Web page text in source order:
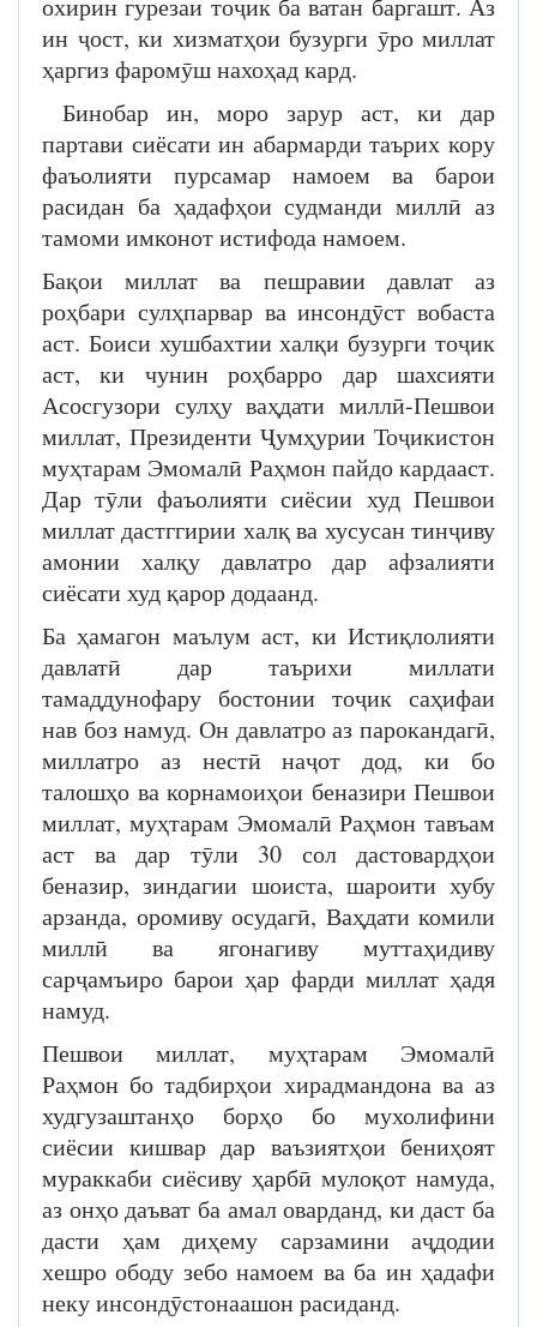
ин ҷост, ки хизматҳои бузурги ӯро миллат
ҳаргиз фаромӯш нахоҳад кард.
​Бинобар ин, моро зарур аст, ки дар
партави сиёсати ин абармарди таърих кору
фаъолияти пурсамар намоем ва барои
расидан ба ҳадафҳои судманди миллӣ аз
тамоми имконот истифода намоем.
Бақои миллат ва пешравии давлат аз
роҳбари сулҳпарвар ва инсондӯст вобаста
аст. Боиси хушбахтии халқи бузурги тоҷик
аст, ки чунин роҳбарро дар шахсияти
Асосгузори сулҳу ваҳдати миллӣ-Пешвои
миллат, Президенти Ҷумҳурии Тоҷикистон
муҳтарам Эмомалӣ Раҳмон пайдо кардааст.
Дар тӯли фаъолияти сиёсии худ Пешвои
миллат дастггирии халқ ва хусусан тинҷиву
амонии халқу давлатро дар афзалияти
сиёсати худ қарор додаанд.
Ба ҳамагон маълум аст, ки Истиқлолияти
давлатӣ дар таърихи миллати
тамаддунофару бостонии тоҷик саҳифаи
нав боз намуд. Он давлатро аз парокандагӣ,
миллатро аз нестӣ наҷот дод, ки бо
талошҳо ва корнамоиҳои беназири Пешвои
миллат, муҳтарам Эмомалӣ Раҳмон тавъам
аст ва дар тӯли 30 сол дастовардҳои
беназир, зиндагии шоиста, шароити хубу
арзанда, оромиву осудагӣ, Ваҳдати комили
миллӣ ва ягонагиву муттаҳидиву
сарҷамъиро барои ҳар фарди миллат ҳадя
намуд.
Пешвои миллат, муҳтарам Эмомалӣ
Раҳмон бо тадбирҳои хирадмандона ва аз
худгузаштанҳо борҳо бо мухолифини
сиёсии кишвар дар ваъзиятҳои бениҳоят
мураккаби сиёсиву ҳарбӣ мулоқот намуда,
аз онҳо даъват ба амал оварданд, ки даст ба
дасти ҳам диҳему сарзамини аҷдодии
хешро ободу зебо намоем ва ба ин ҳадафи
неку инсондӯстонаашон расиданд.